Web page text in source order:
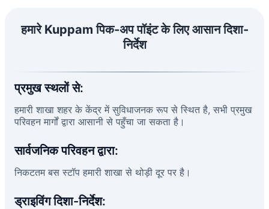
हमारे Kuppam पिक-अप पॉइंट के लिए आसान दिशा-
निर्देश
प्रमुख स्थलों से:
हमारी शाखा शहर के केंद्र में सुविधाजनक रूप से स्थित है, सभी प्रमुख
परिवहन मार्गों द्वारा आसानी से पहुँचा जा सकता है।
सार्वजनिक परिवहन द्वारा:
निकटतम बस स्टॉप हमारी शाखा से थोड़ी दूर पर है।
ड्राइविंग दिशा-निर्देश: